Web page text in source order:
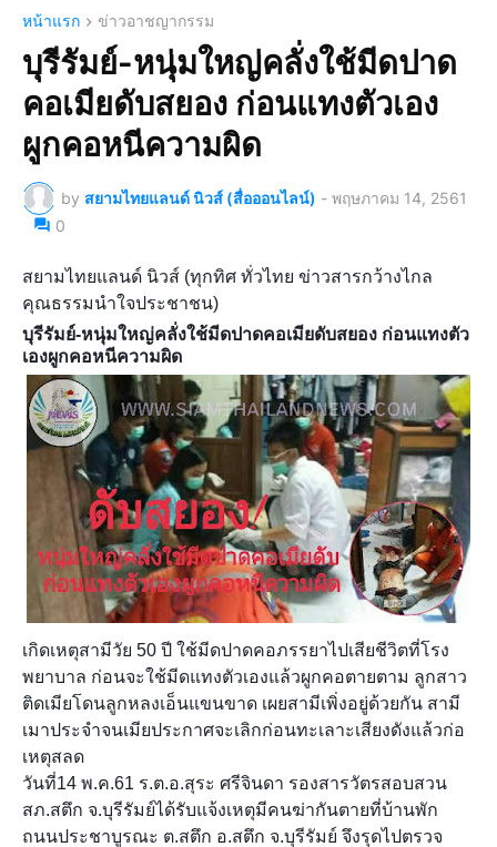
หน้าแรก ข่าวอาชญากรรม
บุรีรัมย์-หนุ่มใหญ่คลั่งใช้มีดปาด
คอเมียดับสยอง ก่อนแทงตัวเอง
ผูกคอหนีความผิด
by สยามไทยแลนด์ นิวส์ (สื่อออนไลน์) - พฤษภาคม 14, 2561
0
สยามไทยแลนด์ นิวส์ (ทุกทิศ ทั่วไทย ข่าวสารกว้างไกล
คุณธรรมนำใจประชาชน)
บุรีรัมย์-หนุ่มใหญ่คลั่งใช้มีดปาดคอเมียดับสยอง ก่อนแทงตัว
เองผูกคอหนีความผิด
เกิดเหตุสามีวัย 50 ปี ใช้มีดปาดคอภรรยาไปเสียชีวิตที่โรง
พยาบาล ก่อนจะใช้มีดแทงตัวเองแล้วผูกคอตายตาม ลูกสาว
ติดเมียโดนลูกหลงเอ็นแขนขาด เผยสามีเพิ่งอยู่ด้วยกัน สามี
เมาประจำจนเมียประกาศจะเลิกก่อนทะเลาะเสียงดังแล้วก่อ
เหตุสลด
วันที่14 พ.ค.61 ร.ต.อ.สุระ ศรีจินดา รองสารวัตรสอบสวน
สภ.สตึก จ.บุรีรัมย์ได้รับแจ้งเหตุมีคนฆ่ากันตายที่บ้านพัก
ถนนประชาบูรณะ ต.สตึก อ.สตึก จ.บุรีรัมย์ จึงรุดไปตรวจ